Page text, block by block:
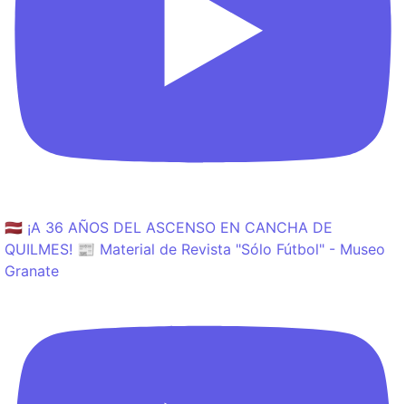
🇱🇻 ¡A 36 AÑOS DEL ASCENSO EN CANCHA DE
QUILMES! 📰 Material de Revista "Sólo Fútbol" - Museo
Granate